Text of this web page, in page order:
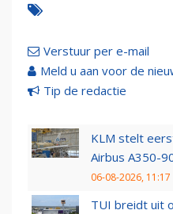
Verstuur per e-mail
Meld u aan voor de
Tip de redactie
KLM stelt
Airbus A350-
06-08-2026, 11:17
TUI breidt uit